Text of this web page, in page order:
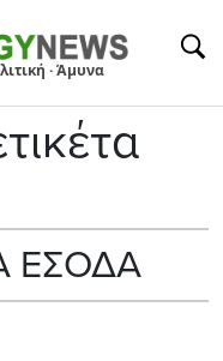
· Άμυνα
ΕΣΟΔΑ